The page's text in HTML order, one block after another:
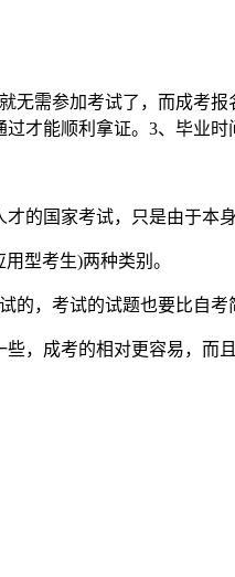
需参加考试了，而成考报
才能顺利拿证。3、毕业
国家考试，只是由于本
型考生)两种类别。
，考试的试题也要比自考
成考的相对更容易，而